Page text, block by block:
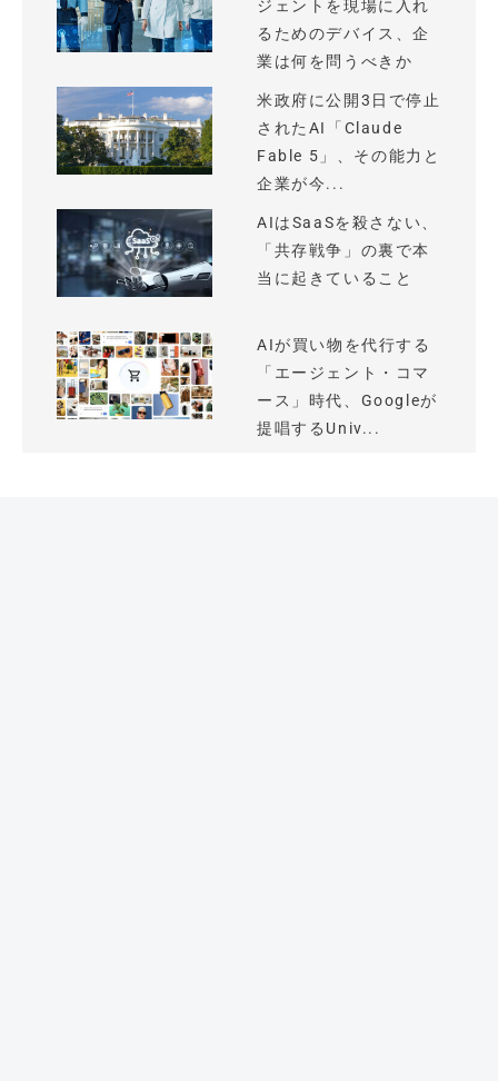
ジェントを現場に入れ
るためのデバイス、企
業は何を問うべきか
米政府に公開3日で停止
されたAI「Claude
Fable 5」、その能力と
企業が今...
AIはSaaSを殺さない、
「共存戦争」の裏で本
当に起きていること
AIが買い物を代行する
「エージェント・コマ
ース」時代、Googleが
提唱するUniv...